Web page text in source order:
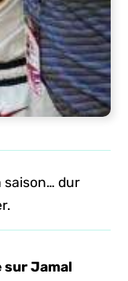
saison… dur
sur Jamal